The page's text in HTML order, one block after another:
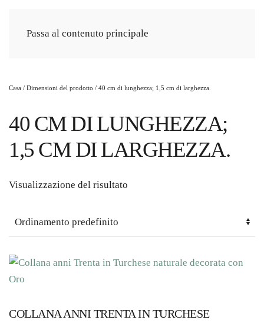
Passa al contenuto principale
Casa / Dimensioni del prodotto / 40 cm di lunghezza; 1,5 cm di larghezza.
40 CM DI LUNGHEZZA;
1,5 CM DI LARGHEZZA.
Visualizzazione del risultato
COLLANA ANNI TRENTA IN TURCHESE